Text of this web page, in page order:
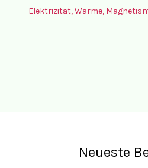
Elektrizität, Wärme,
Neueste